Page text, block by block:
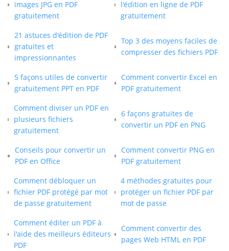
images JPG en PDF
gratuitement
l'édition en ligne de PDF
gratuitement
21 astuces d'édition de PDF
gratuites et
impressionnantes
Top 3 des moyens faciles de
compresser des fichiers PDF
5 façons utiles de convertir
gratuitement PPT en PDF
Comment convertir Excel en
PDF gratuitement
Comment diviser un PDF en
plusieurs fichiers
gratuitement
6 façons gratuites de
convertir un PDF en PNG
Conseils pour convertir un
PDF en Office
Comment convertir PNG en
PDF gratuitement
Comment débloquer un
fichier PDF protégé par mot
de passe gratuitement
4 méthodes gratuites pour
protéger un fichier PDF par
mot de passe
Comment éditer un PDF à
l'aide des meilleurs éditeurs
PDF
Comment convertir des
pages Web HTML en PDF